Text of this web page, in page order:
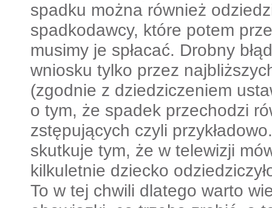
spadku można również
spadkodawcy, które potem
musimy je spłacać. Drobny
wniosku tylko przez
(zgodnie z dziedziczeniem
o tym, że spadek przechodzi
zstępujących czyli
skutkuje tym, że w telewizji
kilkuletnie dziecko
To w tej chwili dlatego warto